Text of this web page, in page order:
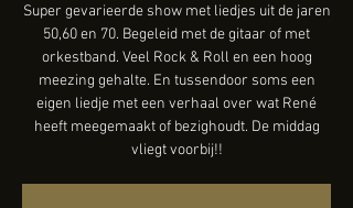
Super gevarieerde show met liedjes uit de jaren
50,60 en 70. Begeleid met de gitaar of met
orkestband. Veel Rock & Roll en een hoog
meezing gehalte. En tussendoor soms een
eigen liedje met een verhaal over wat René
heeft meegemaakt of bezighoudt. De middag
vliegt voorbij!!